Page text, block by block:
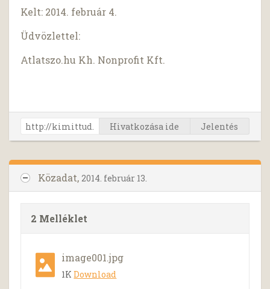
Kelt: 2014. február 4.
Üdvözlettel:
Atlatszo.hu Kh. Nonprofit Kft.
Hivatkozása ide Jelentés
Közadat, 2014. február 13.
2 Melléklet
image001.jpg
1KDownload